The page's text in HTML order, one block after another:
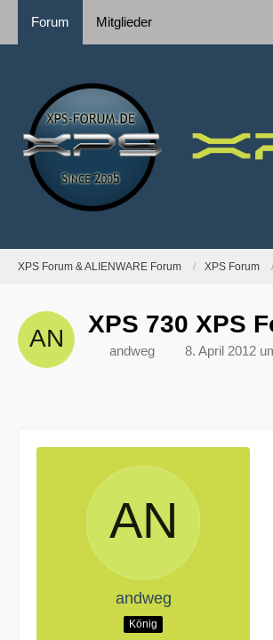
Forum Mitglieder
XPS Forum & ALIENWARE Forum XPS Forum
XPS 730 XPS
andweg 8. April 2012
andweg
König